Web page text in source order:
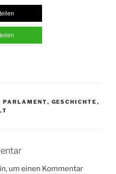
teilen
teilen
PARLAMENT, GESCHICHTE ,
um einen Kommentar